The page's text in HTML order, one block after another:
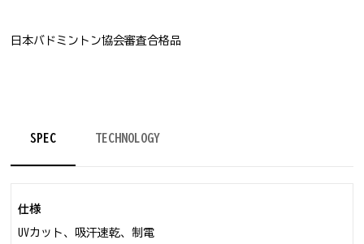
日本バドミントン協会審査合格品
SPEC TECHNOLOGY
仕様
UVカット、吸汗速乾、制電